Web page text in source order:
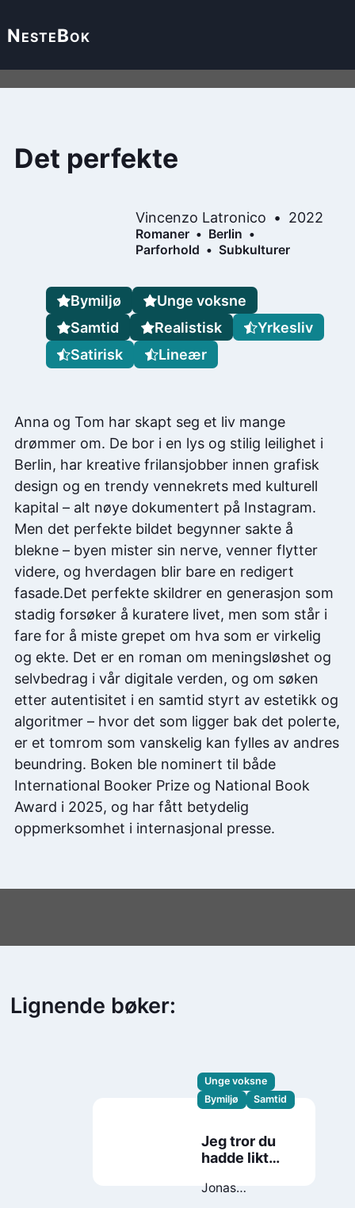
NesteBok
Det perfekte
Vincenzo Latronico 2022
Romaner
Berlin
Parforhold
Subkulturer
Anna og Tom har skapt seg et liv mange
drømmer om. De bor i en lys og stilig leilighet i
Berlin, har kreative frilansjobber innen grafisk
design og en trendy vennekrets med kulturell
kapital – alt nøye dokumentert på Instagram.
Men det perfekte bildet begynner sakte å
blekne – byen mister sin nerve, venner flytter
videre, og hverdagen blir bare en redigert
fasade.Det perfekte skildrer en generasjon som
stadig forsøker å kuratere livet, men som står i
fare for å miste grepet om hva som er virkelig
og ekte. Det er en roman om meningsløshet og
selvbedrag i vår digitale verden, og om søken
etter autentisitet i en samtid styrt av estetikk og
algoritmer – hvor det som ligger bak det polerte,
er et tomrom som vanskelig kan fylles av andres
beundring. Boken ble nominert til både
International Booker Prize og National Book
Award i 2025, og har fått betydelig
oppmerksomhet i internasjonal presse.
Bymiljø
Unge voksne
Samtid
Realistisk
Yrkesliv
Satirisk
Lineær
Lignende bøker:
Unge voksne
Bymiljø
Samtid
Jeg tror du
hadde likt
Jonas